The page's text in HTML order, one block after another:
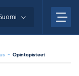
Suomi
- Opintopisteet